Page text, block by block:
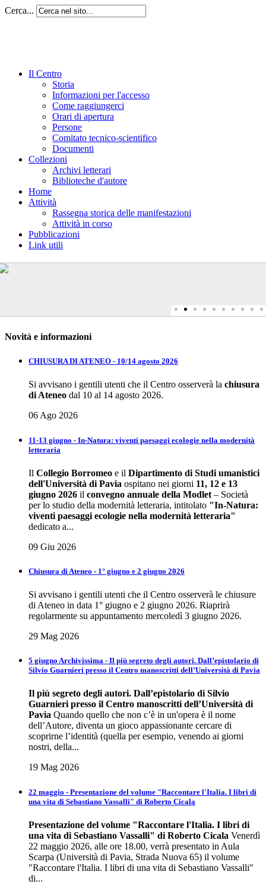
Cerca...
Il Centro
Storia
Informazioni per l'accesso
Come raggiungerci
Orari di apertura
Persone
Comitato tecnico-scientifico
Documenti
Collezioni
Archivi letterari
Biblioteche d'autore
Home
Attività
Rassegna storica delle manifestazioni
Attività in corso
Pubblicazioni
Link utili
Novità e informazioni
CHIUSURA DI ATENEO - 10/14 agosto 2026
Si avvisano i gentili utenti che il Centro osserverà la chiusura
di Ateneo dal 10 al 14 agosto 2026.
06 Ago 2026
11-13 giugno - In-Natura: viventi paesaggi ecologie nella modernità
letteraria
Il Collegio Borromeo e il Dipartimento di Studi umanistici
dell'Università di Pavia ospitano nei giorni 11, 12 e 13
giugno 2026 il convegno annuale della Modlet – Società
per lo studio della modernità letteraria, intitolato "In-Natura:
viventi paesaggi ecologie nella modernità letteraria"
dedicato a...
09 Giu 2026
Chiusura di Ateneo - 1° giugno e 2 giugno 2026
Si avvisano i gentili utenti che il Centro osserverà le chiusure
di Ateneo in data 1° giugno e 2 giugno 2026. Riaprirà
regolarmente su appuntamento mercoledì 3 giugno 2026.
29 Mag 2026
5 giugno Archivissima - Il più segreto degli autori. Dall’epistolario di
Silvio Guarnieri presso il Centro manoscritti dell’Università di Pavia
Il più segreto degli autori. Dall’epistolario di Silvio
Guarnieri presso il Centro manoscritti dell’Università di
Pavia Quando quello che non c’è in un'opera è il nome
dell’Autore, diventa un gioco appassionante cercare di
scoprirne l’identità (quella per esempio, venendo ai giorni
nostri, della...
19 Mag 2026
22 maggio - Presentazione del volume "Raccontare l'Italia. I libri di
una vita di Sebastiano Vassalli" di Roberto Cicala
Presentazione del volume "Raccontare l'Italia. I libri di
una vita di Sebastiano Vassalli" di Roberto Cicala Venerdì
22 maggio 2026, alle ore 18.00, verrà presentato in Aula
Scarpa (Università di Pavia, Strada Nuova 65) il volume
"Raccontare l'Italia. I libri di una vita di Sebastiano Vassalli"
di...